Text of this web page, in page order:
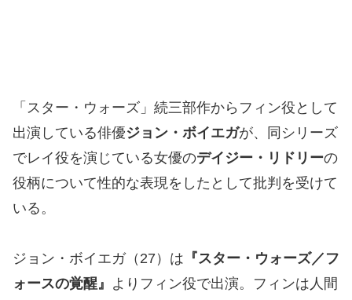
「スター・ウォーズ」続三部作からフィン役として
出演している俳優ジョン・ボイエガが、同シリーズ
でレイ役を演じている女優のデイジー・リドリーの
役柄について性的な表現をしたとして批判を受けて
いる。
ジョン・ボイエガ（27）は 『スター・ウォーズ／フ
ォースの覚醒』 よりフィン役で出演。フィンは人間